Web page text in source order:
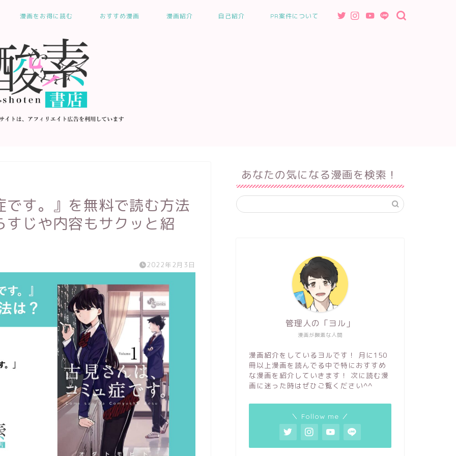
漫画をお得に読む おすすめ漫画 漫画紹介 自己紹介 PR案件について
す。』を無料で読む方法
じや内容もサクッと紹
2022年2月3日
あなたの気になる漫画を検索！
漫画が酸素な人間
管理人の「ヨル」
漫画紹介をしているヨルです！ 月に150
冊以上漫画を読んでる中で特におすすめ
な漫画を紹介していきます！ 次に読む漫
画に迷った時はぜひご覧ください^^
＼ Follow me ／